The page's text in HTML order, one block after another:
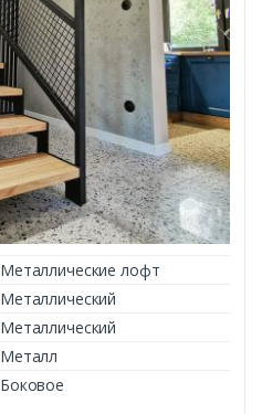
Металлические лофт
Металлический
Металлический
Металл
Боковое